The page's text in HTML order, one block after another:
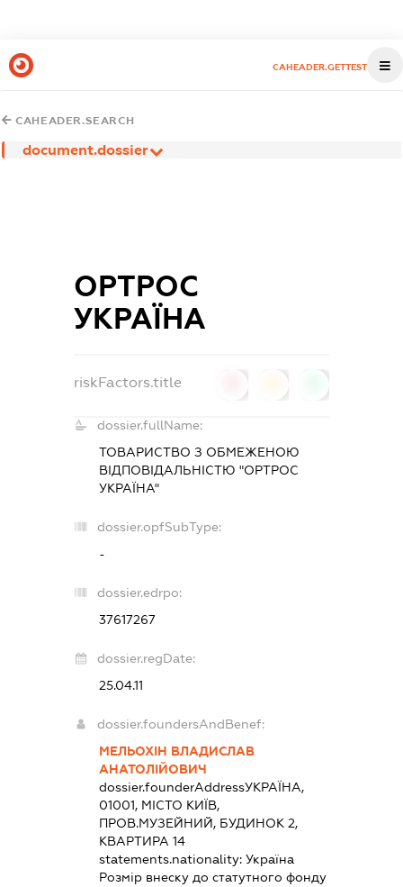
CAHEADER.GETTEST
CAHEADER.SEARCH
document.dossier
ОРТРОС
УКРАЇНА
riskFactors.title
dossier.fullName:
ТОВАРИСТВО З ОБМЕЖЕНОЮ
ВІДПОВІДАЛЬНІСТЮ "ОРТРОС
УКРАЇНА"
dossier.opfSubType:
-
dossier.edrpo:
37617267
dossier.regDate:
25.04.11
dossier.foundersAndBenef:
МЕЛЬОХІН ВЛАДИСЛАВ
АНАТОЛІЙОВИЧ
dossier.founderAddressУКРАЇНА,
01001, МІСТО КИЇВ,
ПРОВ.МУЗЕЙНИЙ, БУДИНОК 2,
КВАРТИРА 14
statements.nationality:Україна
Розмір внеску до статутного фонду